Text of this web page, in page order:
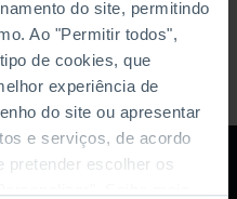
do site, permitindo
Ao "Permitir todos",
de cookies, que
experiência de
do site ou apresentar
e serviços, de acordo
pretender escolher os